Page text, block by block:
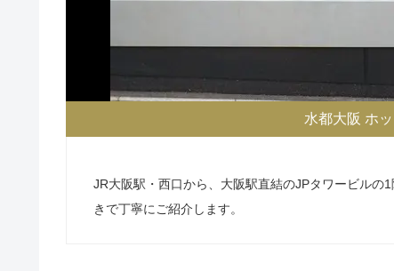
水都大阪 ホ
JR大阪駅・西口から、大阪駅直結のJPタワービルの
きで丁寧にご紹介します。